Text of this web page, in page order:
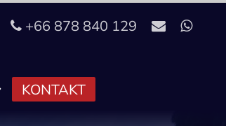
+66 878 840 129
KONTAKT